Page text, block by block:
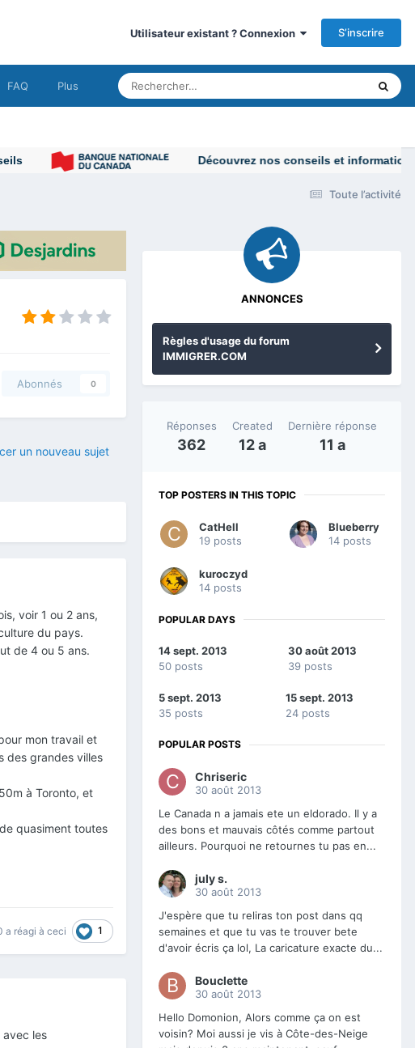
Utilisateur existant ? Connexion S’inscrire
FAQ Plus
Découvrez nos conseils et informations pour
Toute l’activité
Abonnés 0
un nouveau sujet
voir 1 ou 2 ans,
du pays.
de 4 ou 5 ans.
mon travail et
des grandes villes
50m à Toronto, et
de quasiment toutes
a réagi à ceci 1
avec les
ANNONCES
Règles d'usage du forum
IMMIGRER.COM
Réponses
362
Created
12 a
Dernière réponse
11 a
TOP POSTERS IN THIS TOPIC
CatHell
19 posts
Blueberry
14 posts
kuroczyd
14 posts
POPULAR DAYS
14 sept. 2013
50 posts
30 août 2013
39 posts
5 sept. 2013
35 posts
15 sept. 2013
24 posts
POPULAR POSTS
Chriseric
30 août 2013
Le Canada n a jamais ete un eldorado. Il y a
des bons et mauvais côtés comme partout
ailleurs. Pourquoi ne retournes tu pas en...
july s.
30 août 2013
J'espère que tu reliras ton post dans qq
semaines et que tu vas te trouver bete
d'avoir écris ça lol, La caricature exacte du...
Bouclette
30 août 2013
Hello Domonion, Alors comme ça on est
voisin? Moi aussi je vis à Côte-des-Neige